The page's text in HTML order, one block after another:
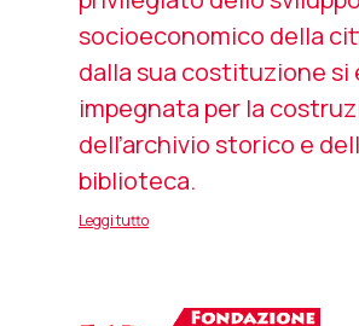
socioeconomico della
dalla sua costituzione si
impegnata per la
dell’archivio storico e
biblioteca.
Leggi tutto